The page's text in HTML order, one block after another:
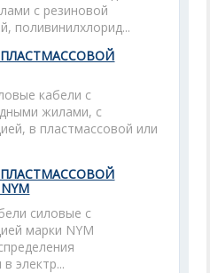
с резиновой
поливинилхлорид...
кабели с
жилами, с
в пластмассовой или
силовые с
марки NYM
электр...